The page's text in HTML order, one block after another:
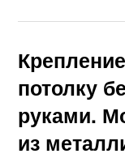
потолку
руками.
из